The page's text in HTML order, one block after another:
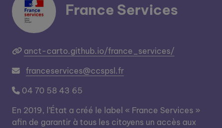
France Services
anct-carto.github.io/france_services/
franceservices@ccspsl.fr
04 70 58 43 65
En 2019, l’État a créé le label « France Services »
afin de garantir à tous les citoyens un accès aux